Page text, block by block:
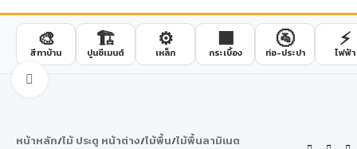
🎨
สีทาบ้าน
🏗️
ปูนซีเมนต์
⚙️
เหล็ก
🟫
กระเบื้อง
🚰
ท่อ-ประปา
⚡
ไฟฟ้า
Click to enlarge
หน้าหลัก/ไม้ ประตู หน้าต่าง/ไม้พื้น/ไม้พื้นลามิเนต